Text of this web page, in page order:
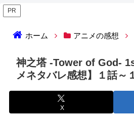
PR
ホーム アニメの感想
神之塔 -Tower of God-
メネタバレ感想】１話～
X